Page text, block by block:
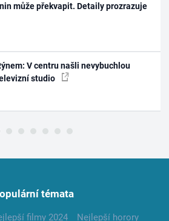
může překvapit. Detaily prozrazuje
V centru našli nevybuchlou
studio
témata
filmy 2024
Nejlepší horory